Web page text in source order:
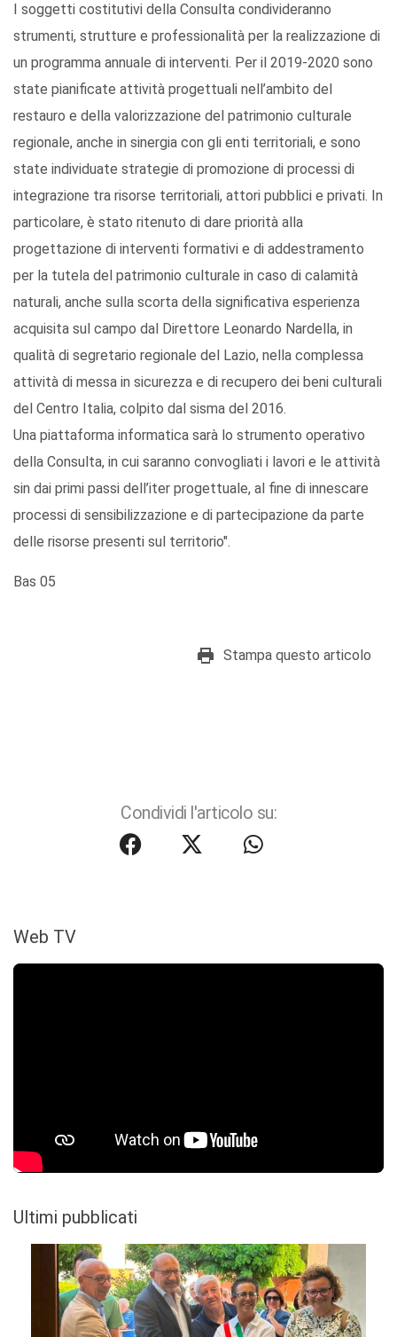
I soggetti costitutivi della Consulta condivideranno
strumenti, strutture e professionalità per la realizzazione di
un programma annuale di interventi. Per il 2019-2020 sono
state pianificate attività progettuali nell’ambito del
restauro e della valorizzazione del patrimonio culturale
regionale, anche in sinergia con gli enti territoriali, e sono
state individuate strategie di promozione di processi di
integrazione tra risorse territoriali, attori pubblici e privati. In
particolare, è stato ritenuto di dare priorità alla
progettazione di interventi formativi e di addestramento
per la tutela del patrimonio culturale in caso di calamità
naturali, anche sulla scorta della significativa esperienza
acquisita sul campo dal Direttore Leonardo Nardella, in
qualità di segretario regionale del Lazio, nella complessa
attività di messa in sicurezza e di recupero dei beni culturali
del Centro Italia, colpito dal sisma del 2016.
Una piattaforma informatica sarà lo strumento operativo
della Consulta, in cui saranno convogliati i lavori e le attività
sin dai primi passi dell’iter progettuale, al fine di innescare
processi di sensibilizzazione e di partecipazione da parte
delle risorse presenti sul territorio".
Bas 05
Stampa questo articolo
Condividi l'articolo su:
Web TV
Ultimi pubblicati